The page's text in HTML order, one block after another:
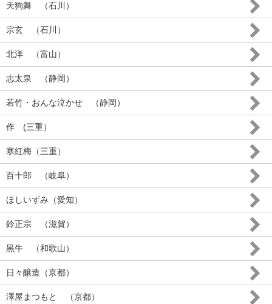
天狗舞 （石川）
宗玄 （石川）
北洋 （富山）
志太泉 （静岡）
若竹・おんな泣かせ （静岡）
作 (三重）
寒紅梅（三重）
百十郎 （岐阜）
ほしいずみ（愛知）
鈴正宗 （滋賀）
黒牛 （和歌山）
日々醸造（京都）
澤屋まつもと （京都）